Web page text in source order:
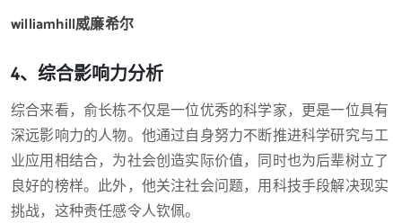
williamhill威廉希尔
4、综合影响力分析
综合来看，俞长栋不仅是一位优秀的科学家，更是一位具有
深远影响力的人物。他通过自身努力不断推进科学研究与工
业应用相结合，为社会创造实际价值，同时也为后辈树立了
良好的榜样。此外，他关注社会问题，用科技手段解决现实
挑战，这种责任感令人钦佩。